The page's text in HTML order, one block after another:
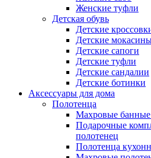
Женские туфли
Детская обувь
Детские
Детские
Детские сапоги
Детские туфли
Детские сандалии
Детские ботинки
Аксессуары для дома
Полотенца
Махровые банные
Подарочные
полотенец
Полотенца